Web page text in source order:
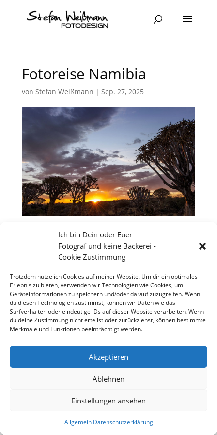
Ich bin Dein oder Euer
Fotograf und keine Bäckerei -
Cookie Zustimmung
Trotzdem nutze ich Cookies auf meiner Website. Um dir ein optimales
Erlebnis zu bieten, verwenden wir Technologien wie Cookies, um
Geräteinformationen zu speichern und/oder darauf zuzugreifen. Wenn
du diesen Technologien zustimmst, können wir Daten wie das
Surfverhalten oder eindeutige IDs auf dieser Website verarbeiten. Wenn
du deine Zustimmung nicht erteilst oder zurückziehst, können bestimmte
Merkmale und Funktionen beeinträchtigt werden.
Akzeptieren
Ablehnen
Einstellungen ansehen
Allgemein Datenschutzerklärung
Fotoreise Namibia
von Stefan Weißmann | Sep. 27, 2025
Copyright 2026 - Stefan Weißmann - Fotografie